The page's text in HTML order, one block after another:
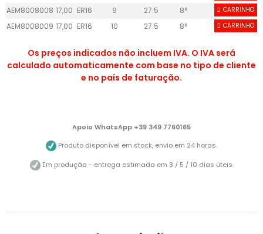
AEM8008008 17,00 ER16 9 27.5 8° 10+CARRINHO
AEM8008009 17,00 ER16 10 27.5 8° 10+CARRINHO
Os preços indicados não incluem IVA. O IVA será
calculado automaticamente com base no tipo de cliente
e no país de faturação.
Apoio WhatsApp +39 349 7760165
Produto disponível em stock, envio em 24 horas.
Em produção – entrega estimada em 3 / 5 / 10 dias úteis.